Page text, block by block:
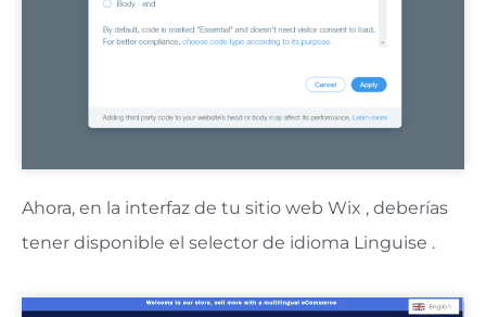
Ahora, en la interfaz de tu sitio web Wix , deberías
tener disponible el selector de idioma Linguise .